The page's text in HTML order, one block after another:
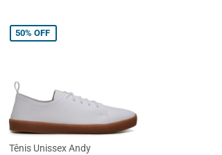
50% OFF
Tênis Unissex Andy